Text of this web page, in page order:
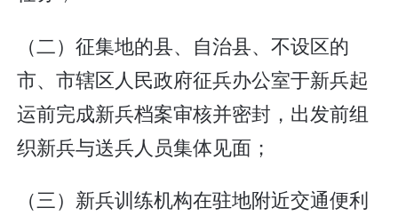
（二）征集地的县、自治县、不设区的
市、市辖区人民政府征兵办公室于新兵起
运前完成新兵档案审核并密封，出发前组
织新兵与送兵人员集体见面；
（三）新兵训练机构在驻地附近交通便利